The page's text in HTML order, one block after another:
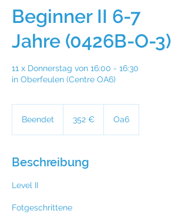
Beginner II 6-7
Jahre (0426B-O-3)
11 x Donnerstag von 16:00 - 16:30
in Oberfeulen (Centre OA6)
Beendet
d
352 € Oa6
Beschreibung
Level II
Fotgeschrittene